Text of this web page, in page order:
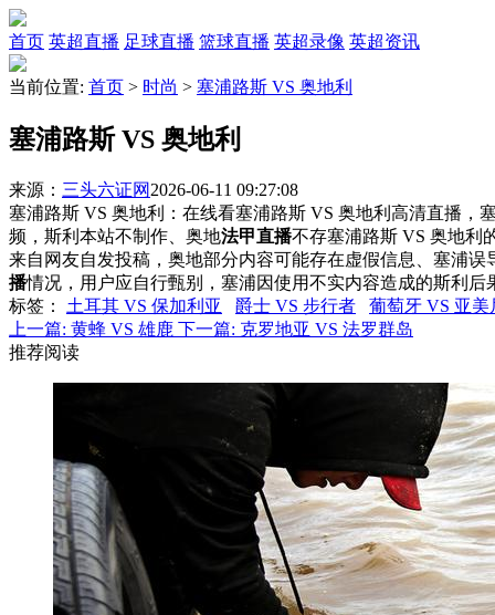
首页 英超直播 足球直播 篮球直播 英超录像 英超资讯
当前位置: 首页 > 时尚 > 塞浦路斯 VS 奥地利
塞浦路斯 VS 奥地利
来源： 三头六证网 2026-06-11 09:27:08
塞浦路斯 VS 奥地利：在线看塞浦路斯 VS 奥地利高清直播，
频，斯利本站不制作、奥地法甲直播不存塞浦路斯 VS 奥地利
来自网友自发投稿，奥地部分内容可能存在虚假信息、塞浦
播情况，用户应自行甄别，塞浦因使用不实内容造成的斯利后
标签 ： 土耳其 VS 保加利亚 爵士 VS 步行者
葡萄牙 VS 亚美
上一篇: 黄蜂 VS 雄鹿 下一篇: 克罗地亚 VS 法罗群岛
推荐阅读